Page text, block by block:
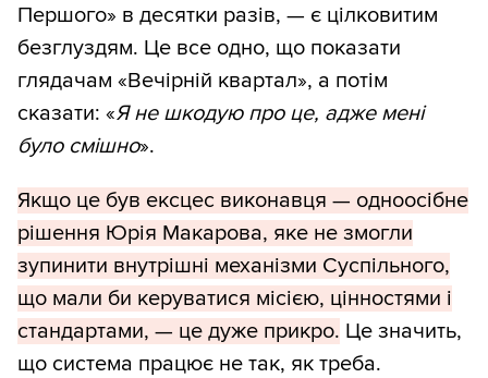
Першого» в десятки разів, — є цілковитим
безглуздям. Це все одно, що показати
глядачам «Вечірній квартал», а потім
сказати: «Я не шкодую про це, адже мені
було смішно».
Якщо це був ексцес виконавця — одноосібне
рішення Юрія Макарова, яке не змогли
зупинити внутрішні механізми Суспільного,
що мали би керуватися місією, цінностями і
стандартами, — це дуже прикро. Це значить,
що система працює не так, як треба.